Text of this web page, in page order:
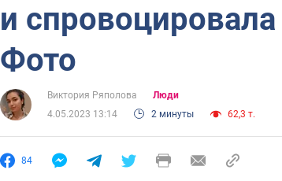
и
Фото
Виктория Ряполова
Люди
4.05.2023 13:14
2 минуты 62,3 т.
84